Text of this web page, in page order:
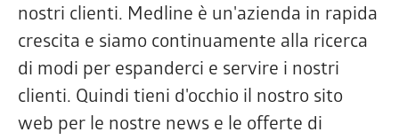
nostri clienti. Medline è un'azienda in rapida
crescita e siamo continuamente alla ricerca
di modi per espanderci e servire i nostri
clienti. Quindi tieni d'occhio il nostro sito
web per le nostre news e le offerte di